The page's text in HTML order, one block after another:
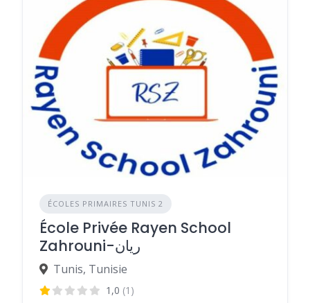
ÉCOLES PRIMAIRES TUNIS 2
École Privée Rayen School
Zahrouni-ريان
Tunis, Tunisie
1,0 (1)